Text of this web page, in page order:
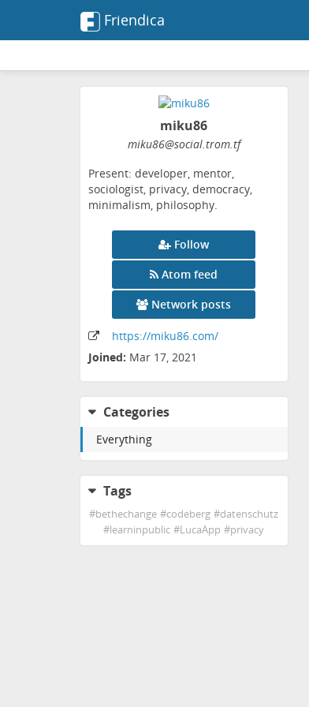
Friendica
miku86
miku86@social.trom.tf
Present: developer, mentor,
sociologist, privacy, democracy,
minimalism, philosophy.
Follow
Atom feed
Network posts
https://miku86.com/
Joined: Mar 17, 2021
Categories
Everything
Tags
#bethechange #codeberg #datenschutz
#learninpublic #LucaApp #privacy